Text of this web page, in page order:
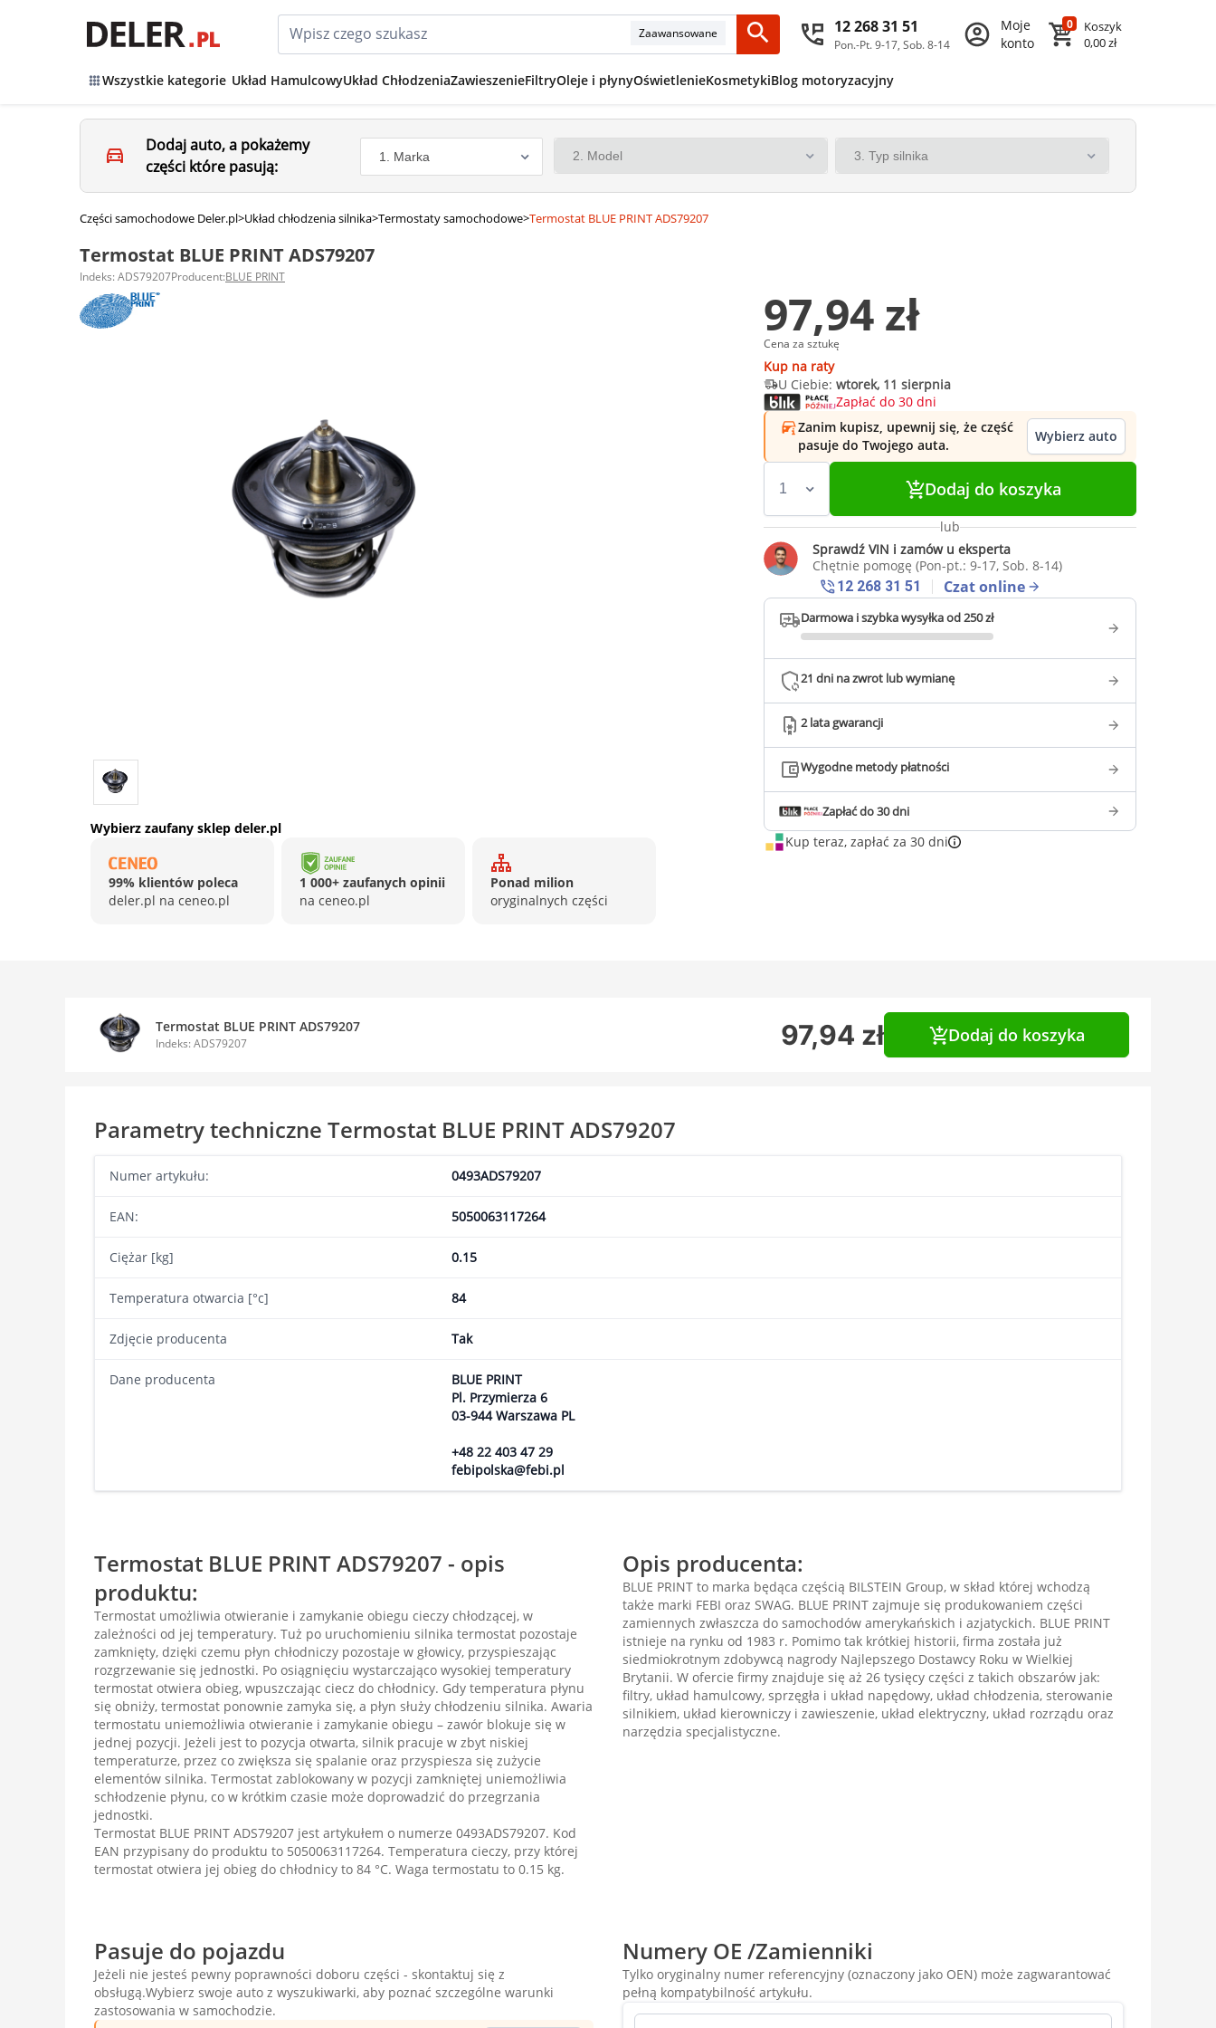
Zaawansowane 12 268 31 51
Pon.-Pt. 9-17, Sob. 8-14
Moje
konto
0
Koszyk
0,00 zł
Wszystkie kategorie Układ HamulcowyUkład ChłodzeniaZawieszenieFiltryOleje i płynyOświetlenieKosmetykiBlog motoryzacyjny
Dodaj auto, a pokażemy
części które pasują:
Części samochodowe Deler.pl>Układ chłodzenia silnika>Termostaty samochodowe>Termostat BLUE PRINT ADS79207
Termostat BLUE PRINT ADS79207
Indeks: ADS79207Producent:BLUE PRINT
97,94 zł
Cena za sztukę
Kup na raty
U Ciebie:wtorek, 11 sierpnia
Zapłać do 30 dni
Zanim kupisz, upewnij się, że część
pasuje do Twojego auta.
Wybierz auto
Dodaj do koszyka
lub
Sprawdź VIN i zamów u eksperta
Chętnie pomogę (Pon-pt.: 9-17, Sob. 8-14)
12 268 31 51
Czat online
Darmowa i szybka wysyłka od 250 zł
21 dni na zwrot lub wymianę
2 lata gwarancji
Wygodne metody płatności
Zapłać do 30 dni
Kup teraz, zapłać za 30 dni
Wybierz zaufany sklep deler.pl
99% klientów poleca
deler.pl na ceneo.pl
1 000+ zaufanych opinii
na ceneo.pl
Ponad milion
oryginalnych części
Termostat BLUE PRINT ADS79207
Indeks: ADS79207 97,94 zł Dodaj do koszyka
Parametry techniczne Termostat BLUE PRINT ADS79207
Numer artykułu: 0493ADS79207
EAN: 5050063117264
Ciężar [kg] 0.15
Temperatura otwarcia [°c] 84
Zdjęcie producenta Tak
Dane producenta
BLUE PRINT
Pl. Przymierza 6
03-944 Warszawa PL
+48 22 403 47 29
febipolska@febi.pl
Termostat BLUE PRINT ADS79207 - opis
produktu:
Termostat umożliwia otwieranie i zamykanie obiegu cieczy chłodzącej, w
zależności od jej temperatury. Tuż po uruchomieniu silnika termostat pozostaje
zamknięty, dzięki czemu płyn chłodniczy pozostaje w głowicy, przyspieszając
rozgrzewanie się jednostki. Po osiągnięciu wystarczająco wysokiej temperatury
termostat otwiera obieg, wpuszczając ciecz do chłodnicy. Gdy temperatura płynu
się obniży, termostat ponownie zamyka się, a płyn służy chłodzeniu silnika. Awaria
termostatu uniemożliwia otwieranie i zamykanie obiegu – zawór blokuje się w
jednej pozycji. Jeżeli jest to pozycja otwarta, silnik pracuje w zbyt niskiej
temperaturze, przez co zwiększa się spalanie oraz przyspiesza się zużycie
elementów silnika. Termostat zablokowany w pozycji zamkniętej uniemożliwia
schłodzenie płynu, co w krótkim czasie może doprowadzić do przegrzania
jednostki.
Termostat BLUE PRINT ADS79207 jest artykułem o numerze 0493ADS79207. Kod
EAN przypisany do produktu to 5050063117264. Temperatura cieczy, przy której
termostat otwiera jej obieg do chłodnicy to 84 °C. Waga termostatu to 0.15 kg.
Opis producenta:
BLUE PRINT to marka będąca częścią BILSTEIN Group, w skład której wchodzą
także marki FEBI oraz SWAG. BLUE PRINT zajmuje się produkowaniem części
zamiennych zwłaszcza do samochodów amerykańskich i azjatyckich. BLUE PRINT
istnieje na rynku od 1983 r. Pomimo tak krótkiej historii, firma została już
siedmiokrotnym zdobywcą nagrody Najlepszego Dostawcy Roku w Wielkiej
Brytanii. W ofercie firmy znajduje się aż 26 tysięcy części z takich obszarów jak:
filtry, układ hamulcowy, sprzęgła i układ napędowy, układ chłodzenia, sterowanie
silnikiem, układ kierowniczy i zawieszenie, układ elektryczny, układ rozrządu oraz
narzędzia specjalistyczne.
Pasuje do pojazdu
Jeżeli nie jesteś pewny poprawności doboru części - skontaktuj się z
obsługą.Wybierz swoje auto z wyszukiwarki, aby poznać szczególne warunki
zastosowania w samochodzie.
Numery OE /Zamienniki
Tylko oryginalny numer referencyjny (oznaczony jako OEN) może zagwarantować
pełną kompatybilność artykułu.